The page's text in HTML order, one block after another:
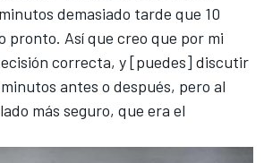
demasiado tarde que 10
pronto. Así que creo que por mi
correcta, y [puedes] discutir
antes o después, pero al
más seguro, que era el